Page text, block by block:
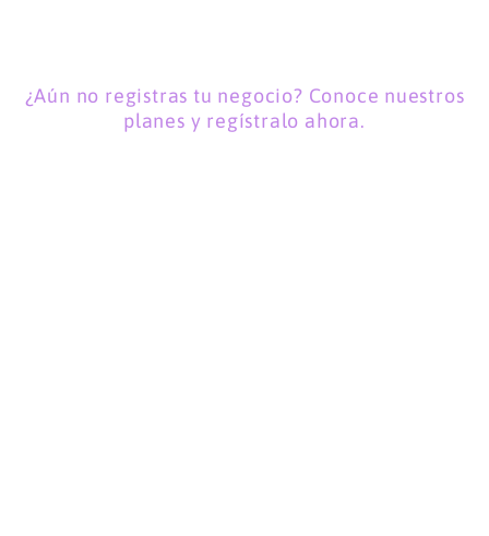
¿Aún no registras tu negocio? Conoce nuestros
planes y regístralo ahora.